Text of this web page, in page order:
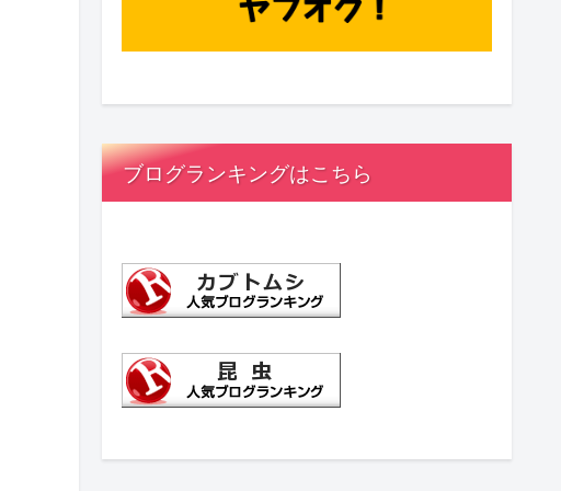
ブログランキングはこちら